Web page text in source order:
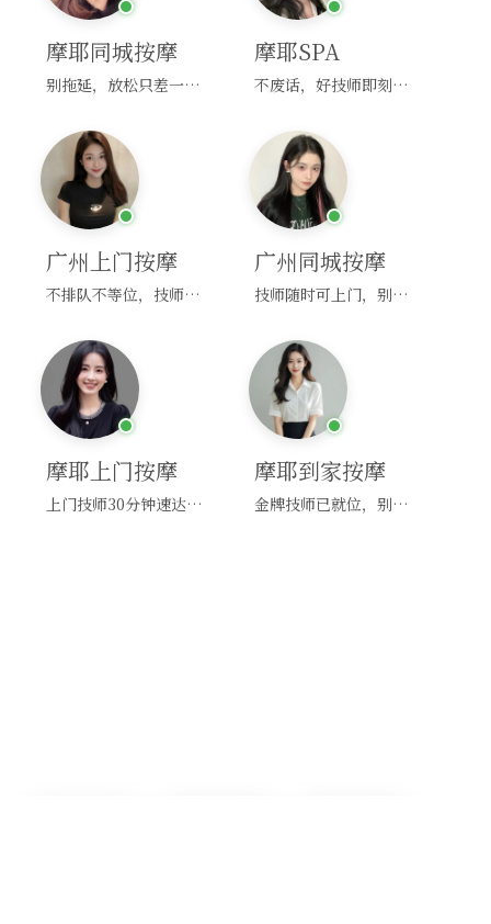
摩耶同城按摩
别拖延，放松只差一次点击！
摩耶SPA
不废话，好技师即刻上门，约！
广州上门按摩
不排队不等位，技师直奔你家！
广州同城按摩
技师随时可上门，别啰嗦，赶紧约！
摩耶上门按摩
上门技师30分钟速达，别问，快约！
摩耶到家按摩
金牌技师已就位，别纠结，马上预约！